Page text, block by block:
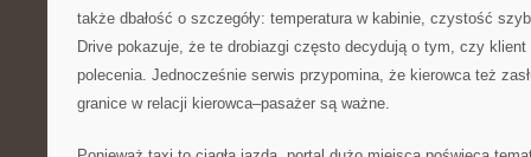
także dbałość o szczegóły: temperatura w kabinie, czystość
Drive pokazuje, że te drobiazgi często decydują o tym, czy
polecenia. Jednocześnie serwis przypomina, że kierowca też
granice w relacji kierowca–pasażer są ważne.